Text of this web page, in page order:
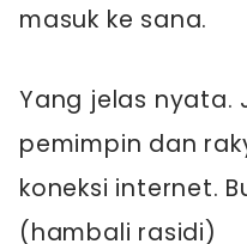
masuk ke sana.
Yang jelas nyata.
pemimpin dan
koneksi internet.
(hambali rasidi)